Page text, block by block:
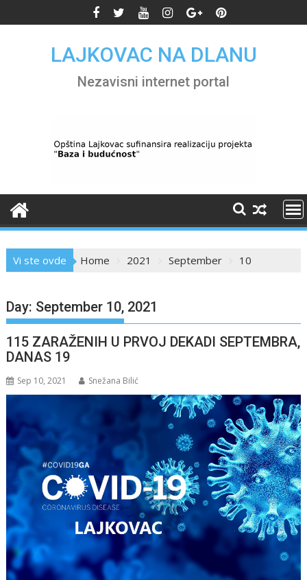
to
LAJKOVAC NA DLANU
Nezavisni internet portal
Vi ste ovde Home 2021 September 10
Day: September 10, 2021
115 ZARAŽENIH U PRVOJ DEKADI SEPTEMBRA,
DANAS 19
Sep 10, 2021 Snežana Bilić